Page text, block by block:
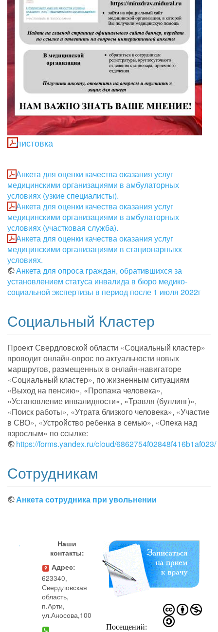
листовка
Анкета для оценки качества оказания услуг
медицинскими организациями в амбулаторных
условиях (узкие специалисты).
Анкета для оценки качества оказания услуг
медицинскими организациями в амбулаторных
условиях (участковая служба).
Анкета для оценки качества оказания услуг
медицинскими организациями в стационарныхх
условиях.
Анкета для опроса граждан, обратившихся за
установлением статуса инвалида в бюро медико-
социальной экспертизы в период после 1 июля 2022г
Социальный Кластер
Проект Свердловской области «Социальный кластер»
проводит онлайн-опрос по актуальности новых
маршрутов, размещенных в онлайн-навигаторе
«Социальный кластер», по жизненным ситуациям
«Выход на пенсию», «Пропажа человека»,
«Установление инвалидности», «Травля (буллинг)»,
«Поиск работы», «Утрата близкого человека», «Участие
в СВО», «Устройство ребенка в семью», «Опека над
взрослым» по ссылке:
https://forms.yandex.ru/cloud/6862754f02848f416b1af023/
Сотрудникам
Анкета сотрудника при увольнении
.
Наши
контакты:
Адрес:
623340,
Свердловская
область,
п.Арти,
ул.Аносова,100